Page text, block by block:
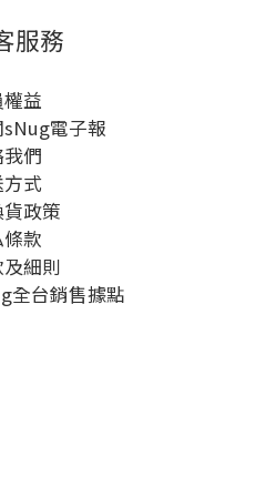
服務
益
電子報
們
式
政策
款
細則
全台銷售據點